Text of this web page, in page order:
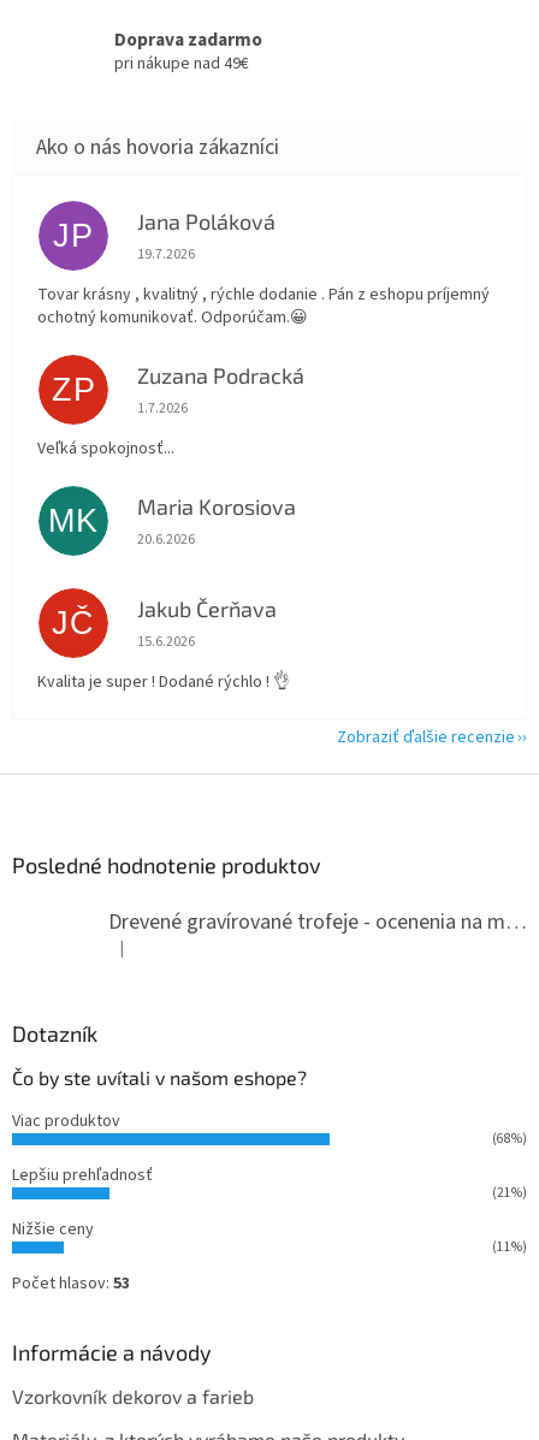
Doprava zadarmo
pri nákupe nad 49€
JP Jana Poláková
Hodnotenie obchodu je 5 z 5 hviezdičiek.
19.7.2026
Tovar krásny , kvalitný , rýchle dodanie . Pán z eshopu príjemný
ochotný komunikovať. Odporúčam.😀
ZP Zuzana Podracká
Hodnotenie obchodu je 5 z 5 hviezdičiek.
1.7.2026
Veľká spokojnosť...
MK Maria Korosiova
Hodnotenie obchodu je 5 z 5 hviezdičiek.
20.6.2026
JČ Jakub Čerňava
Hodnotenie obchodu je 5 z 5 hviezdičiek.
15.6.2026
Kvalita je super ! Dodané rýchlo ! 👌
Zobraziť ďalšie recenzie
Posledné hodnotenie produktov
Drevené gravírované trofeje - ocenenia na mieru
Hodnotenie produktu je 5 z 5 hviezdičiek.
|
Dotazník
Čo by ste uvítali v našom eshope?
Viac produktov
(68%)
Lepšiu prehľadnosť
(21%)
Nižšie ceny
(11%)
Počet hlasov: 53
Informácie a návody
Vzorkovník dekorov a farieb